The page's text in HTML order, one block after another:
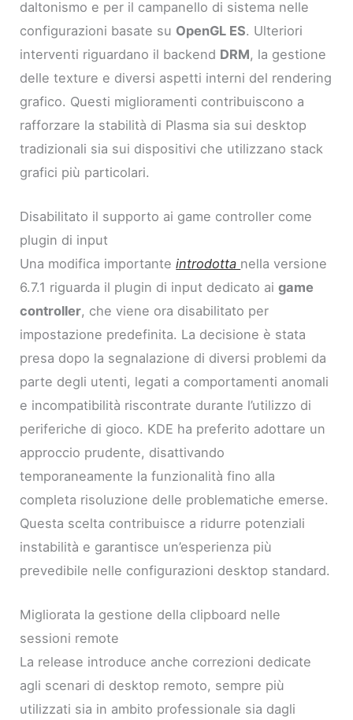
daltonismo e per il campanello di sistema nelle
configurazioni basate su OpenGL ES. Ulteriori
interventi riguardano il backend DRM, la gestione
delle texture e diversi aspetti interni del rendering
grafico. Questi miglioramenti contribuiscono a
rafforzare la stabilità di Plasma sia sui desktop
tradizionali sia sui dispositivi che utilizzano stack
grafici più particolari.
Disabilitato il supporto ai game controller come
plugin di input
Una modifica importanteintrodotta nella versione
6.7.1 riguarda il plugin di input dedicato aigame
controller, che viene ora disabilitato per
impostazione predefinita. La decisione è stata
presa dopo la segnalazione di diversi problemi da
parte degli utenti, legati a comportamenti anomali
e incompatibilità riscontrate durante l’utilizzo di
periferiche di gioco. KDE ha preferito adottare un
approccio prudente, disattivando
temporaneamente la funzionalità fino alla
completa risoluzione delle problematiche emerse.
Questa scelta contribuisce a ridurre potenziali
instabilità e garantisce un’esperienza più
prevedibile nelle configurazioni desktop standard.
Migliorata la gestione della clipboard nelle
sessioni remote
La release introduce anche correzioni dedicate
agli scenari di desktop remoto, sempre più
utilizzati sia in ambito professionale sia dagli